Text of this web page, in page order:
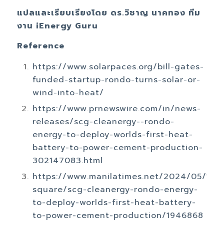
แปลและเรียบเรียงโดย ดร.วิชาญ นาคทอง ทีม
งาน iEnergy Guru
Reference
https://www.solarpaces.org/bill-gates-
funded-startup-rondo-turns-solar-or-
wind-into-heat/
https://www.prnewswire.com/in/news-
releases/scg-cleanergy--rondo-
energy-to-deploy-worlds-first-heat-
battery-to-power-cement-production-
302147083.html
https://www.manilatimes.net/2024/05/16/
square/scg-cleanergy-rondo-energy-
to-deploy-worlds-first-heat-battery-
to-power-cement-production/1946868